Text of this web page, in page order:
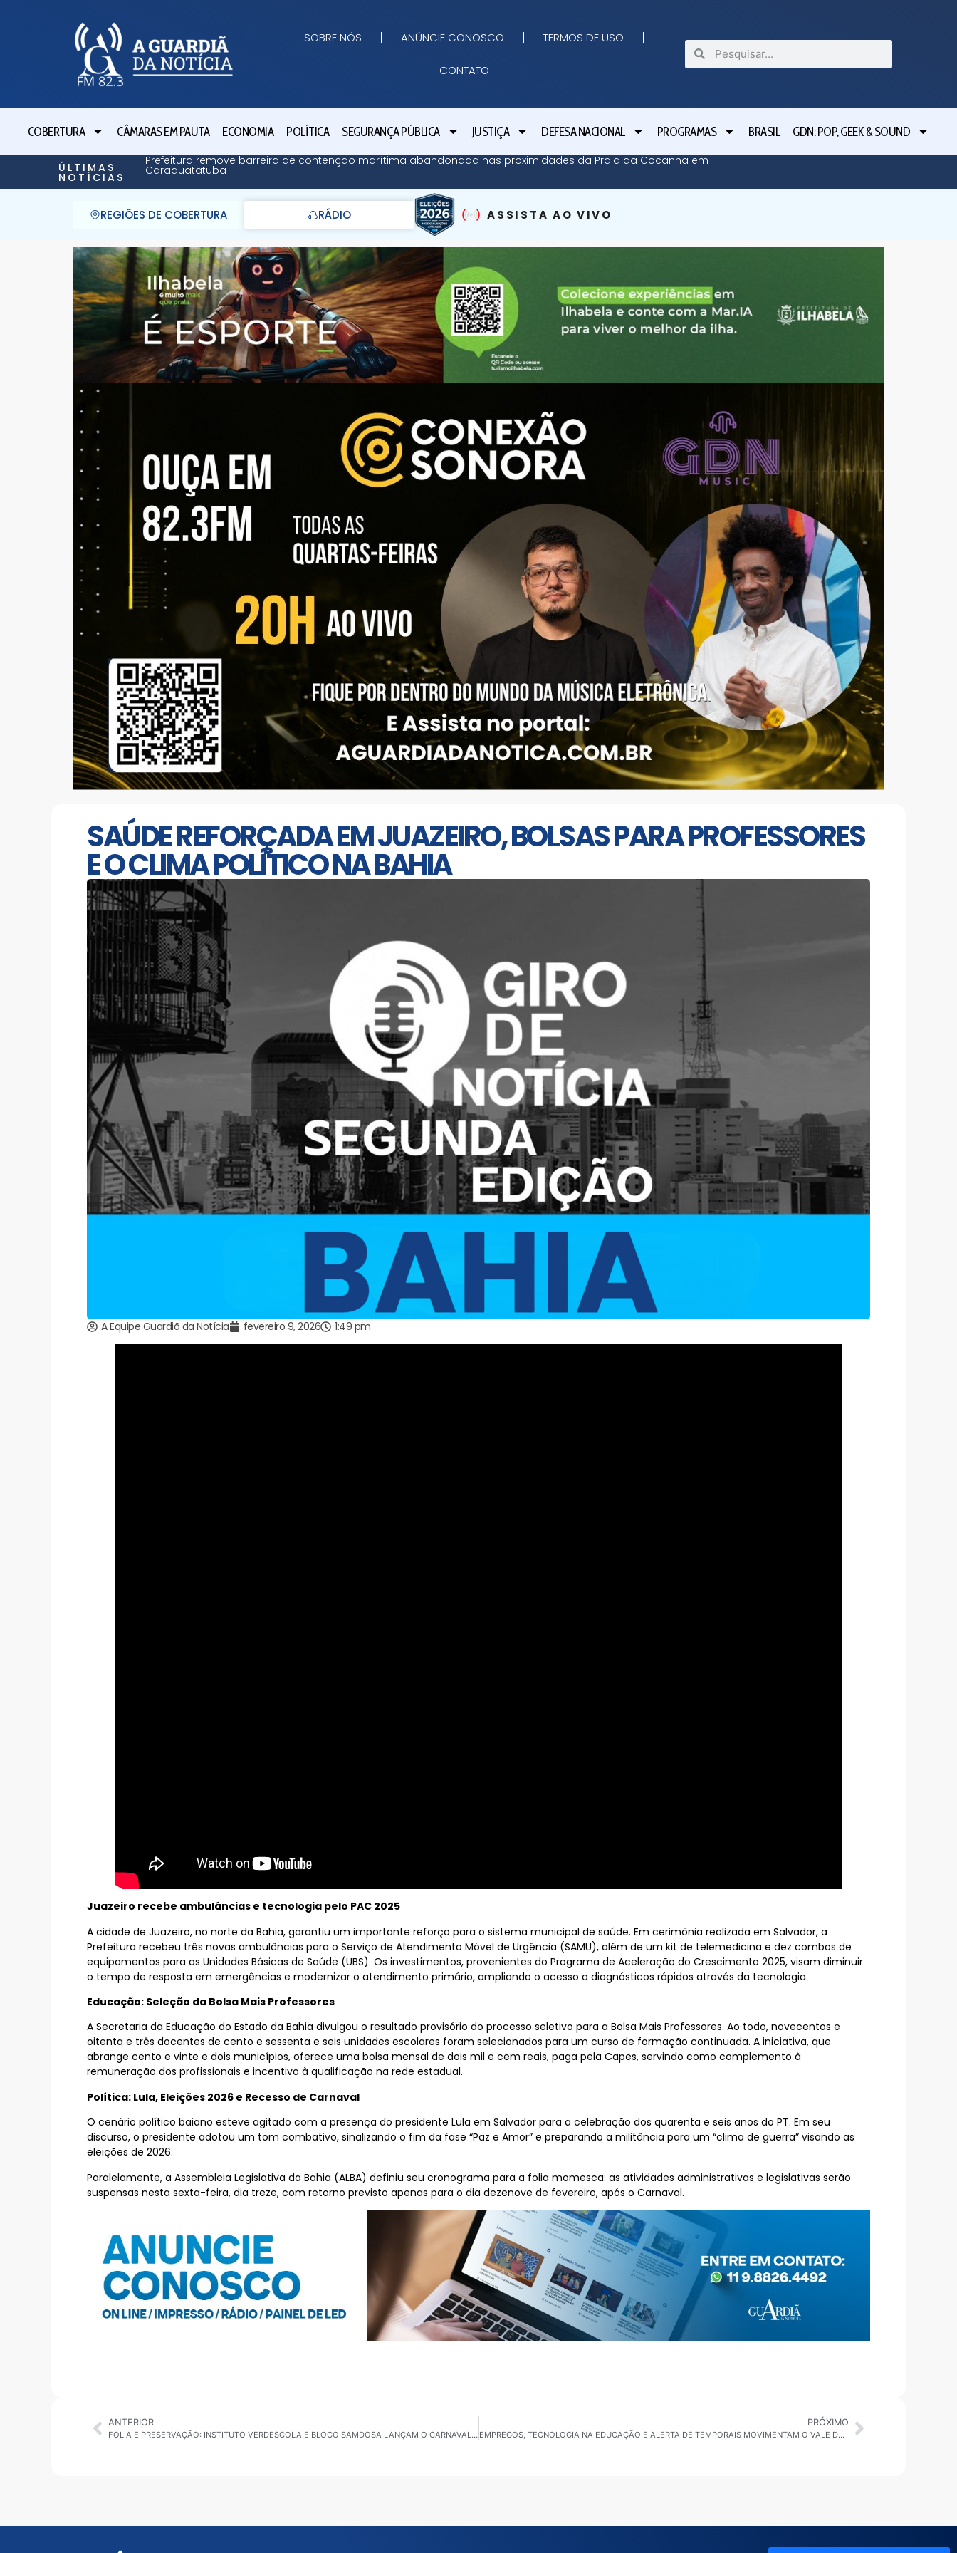
SOBRE NÓS ANÚNCIE CONOSCO TERMOS DE USO
CONTATO
COBERTURA CÂMARAS EM PAUTA ECONOMIA POLÍTICA SEGURANÇA PÚBLICA JUSTIÇA DEFESA NACIONAL PROGRAMAS BRASIL GDN: POP, GEEK & SOUND
ÚLTIMAS
NOTÍCIAS
Prefeitura remove barreira de contenção marítima abandonada nas proximidades da Praia da Cocanha em
Caraguatatuba
REGIÕES DE COBERTURA RÁDIO ASSISTA AO VIVO
SAÚDE REFORÇADA EM JUAZEIRO, BOLSAS PARA PROFESSORES
E O CLIMA POLÍTICO NA BAHIA
A Equipe Guardiã da Notícia fevereiro 9, 2026 1:49 pm
Juazeiro recebe ambulâncias e tecnologia pelo PAC 2025
A cidade de Juazeiro, no norte da Bahia, garantiu um importante reforço para o sistema municipal de saúde. Em cerimônia realizada em Salvador, a
Prefeitura recebeu três novas ambulâncias para o Serviço de Atendimento Móvel de Urgência (SAMU), além de um kit de telemedicina e dez combos de
equipamentos para as Unidades Básicas de Saúde (UBS). Os investimentos, provenientes do Programa de Aceleração do Crescimento 2025, visam diminuir
o tempo de resposta em emergências e modernizar o atendimento primário, ampliando o acesso a diagnósticos rápidos através da tecnologia.
Educação: Seleção da Bolsa Mais Professores
A Secretaria da Educação do Estado da Bahia divulgou o resultado provisório do processo seletivo para a Bolsa Mais Professores. Ao todo, novecentos e
oitenta e três docentes de cento e sessenta e seis unidades escolares foram selecionados para um curso de formação continuada. A iniciativa, que
abrange cento e vinte e dois municípios, oferece uma bolsa mensal de dois mil e cem reais, paga pela Capes, servindo como complemento à
remuneração dos profissionais e incentivo à qualificação na rede estadual.
Política: Lula, Eleições 2026 e Recesso de Carnaval
O cenário político baiano esteve agitado com a presença do presidente Lula em Salvador para a celebração dos quarenta e seis anos do PT. Em seu
discurso, o presidente adotou um tom combativo, sinalizando o fim da fase “Paz e Amor” e preparando a militância para um “clima de guerra” visando as
eleições de 2026.
Paralelamente, a Assembleia Legislativa da Bahia (ALBA) definiu seu cronograma para a folia momesca: as atividades administrativas e legislativas serão
suspensas nesta sexta-feira, dia treze, com retorno previsto apenas para o dia dezenove de fevereiro, após o Carnaval.
ANTERIOR
FOLIA E PRESERVAÇÃO: INSTITUTO VERDESCOLA E BLOCO SAMDOSA LANÇAM O CARNAVAL COM CONSCIÊNCIA AMBIENTAL EM SÃO SEBASTIÃO
PRÓXIMO
EMPREGOS, TECNOLOGIA NA EDUCAÇÃO E ALERTA DE TEMPORAIS MOVIMENTAM O VALE DO PARAÍBA